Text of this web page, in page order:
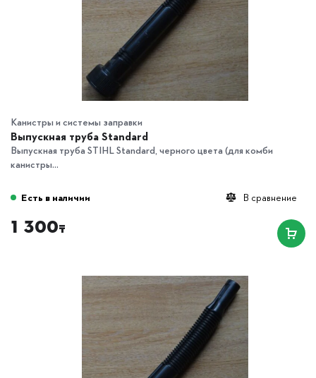
Канистры и системы заправки
Выпускная труба Standard
Выпускная труба STIHL Standard, черного цвета (для комби
канистры...
В сравнение
Есть в наличии
1 300₸